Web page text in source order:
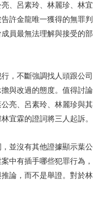
、呂素玲、林麗珍、林宜
許金龍唯一獲得的無罪判
員最無法理解與接受的部
，不斷強調找人頭跟公司
與改過的態度。值得討論
亮、呂素玲、林麗珍與其
宜霖的證詞將三人起訴。
並沒有其他證據顯示葉公
中有插手哪些犯罪行為，
論，而不是舉證。對於林